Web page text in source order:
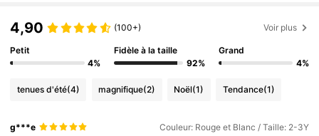
4,90 (100+) Voir plus
Petit
4%
Fidèle à la taille
92%
Grand
4%
tenues d'été(4) magnifique(2) Noël(1) Tendance(1)
g***e Couleur: Rouge et Blanc / Taille: 2-3Y